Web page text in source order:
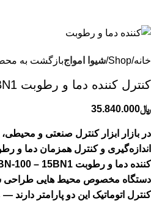
خانه Shop شیوا امواجبازگشت به
كنترل كننده دما و رطوبت 15BN1 شيوا
﷼35.840.000
در بازار ابزار کنترل صنعتی و
اندازه‌گیری و کنترل همزمان دما و
دستگاه مخصوص محیط‌ هایی طراحی
کنترل اتوماتیک این دو پارامتر دارند —